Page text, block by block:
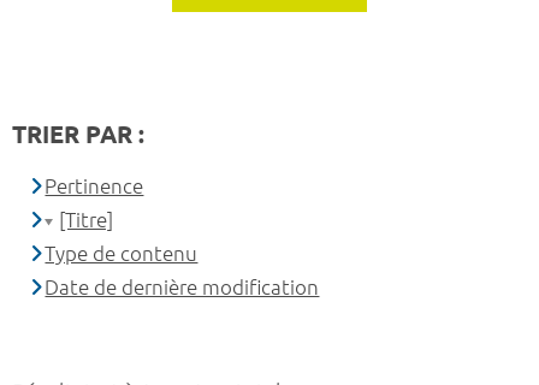
TRIER PAR :
Pertinence
[Titre]
Type de contenu
Date de dernière modification